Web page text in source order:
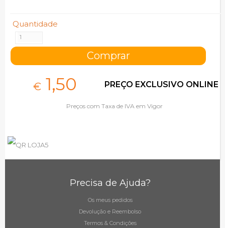
Quantidade
€ 1,50 PREÇO EXCLUSIVO ONLINE
Preços com Taxa de IVA em Vigor
Precisa de Ajuda?
Os meus pedidos
Devolução e Reembolso
Termos & Condições